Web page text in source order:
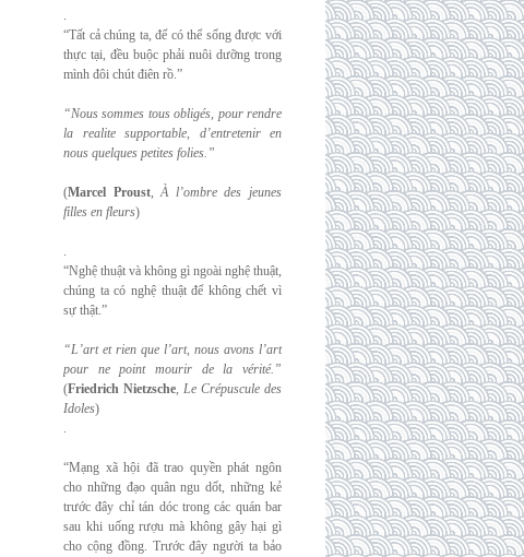
.
“Tất cả chúng ta, để có thể sống được với
thực tại, đều buộc phải nuôi dưỡng trong
mình đôi chút điên rồ.”
“Nous sommes tous obligés, pour rendre
la realite supportable, d’entretenir en
nous quelques petites folies.”
(Marcel Proust,À l’ombre des jeunes
filles en fleurs)
.
“Nghệ thuật và không gì ngoài nghệ thuật,
chúng ta có nghệ thuật để không chết vì
sự thật.”
“L’art et rien que l’art, nous avons l’art
pour ne point mourir de la vérité.”
(Friedrich Nietzsche, Le Crépuscule des
Idoles)
.
“Mạng xã hội đã trao quyền phát ngôn
cho những đạo quân ngu dốt, những kẻ
trước đây chỉ tán dóc trong các quán bar
sau khi uống rượu mà không gây hại gì
cho cộng đồng. Trước đây người ta bảo